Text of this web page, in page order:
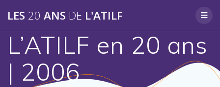
LES 20 ANS DE L'ATILF
L’ATILF en 20 ans
| 2006